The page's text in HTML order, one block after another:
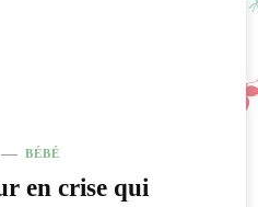
BÉBÉ
en crise qui